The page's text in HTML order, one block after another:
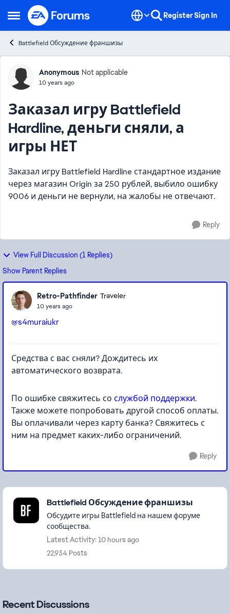
Open Side Menu
Skip to content RegisterSign In
Battlefield Обсуждение франшизы
Forum Discussion
Anonymous Not applicable
10 years ago
Заказал игру Battlefield
Hardline, деньги сняли, а
игры НЕТ
Заказал игру Battlefield Hardline стандартное издание
через магазин Origin за 250 рублей, выбило ошибку
9006 и деньги не вернули, на жалобы не отвечают.
Reply
View Full Discussion (1 Replies)
Show Parent Replies
Retro-Pathfinder Traveler
10 years ago
@s4muraiukr
Средства с вас сняли? Дождитесь их
автоматического возврата.
По ошибке свяжитесь со службой поддержки.
Также можете попробовать другой способ оплаты.
Вы оплачивали через карту банка? Свяжитесь с
ним на предмет каких-либо ограничений.
Reply
Featured Places
Battlefield Обсуждение франшизы
Обсудите игры Battlefield на нашем форуме
сообщества.
Latest Activity: 10 hours ago
22,934 Posts
Recent Discussions